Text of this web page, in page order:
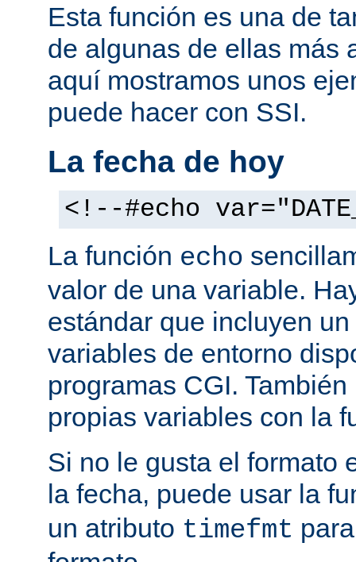
Esta función es una de
de algunas de ellas más
aquí mostramos unos
puede hacer con SSI.
La fecha de hoy
<!--#echo
La función echo
valor de una variable.
estándar que incluyen
variables de entorno
programas CGI.
propias variables con la
Si no le gusta el formato
la fecha, puede usar la
un atributo timefmt